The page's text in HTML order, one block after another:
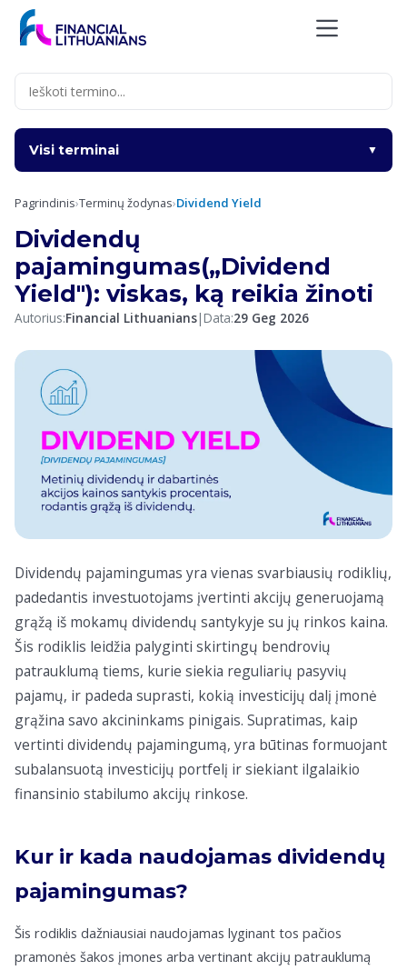
content
Visi terminai ▼
Pagrindinis›Terminų žodynas›Dividend Yield
Dividendų
pajamingumas(„Dividend
Yield"): viskas, ką reikia žinoti
Autorius:Financial Lithuanians| Data:29 Geg 2026
Dividendų pajamingumas yra vienas svarbiausių rodiklių,
padedantis investuotojams įvertinti akcijų generuojamą
grąžą iš mokamų dividendų santykyje su jų rinkos kaina.
Šis rodiklis leidžia palyginti skirtingų bendrovių
patrauklumą tiems, kurie siekia reguliarių pasyvių
pajamų, ir padeda suprasti, kokią investicijų dalį įmonė
grąžina savo akcininkams pinigais. Supratimas, kaip
vertinti dividendų pajamingumą, yra būtinas formuojant
subalansuotą investicijų portfelį ir siekiant ilgalaikio
finansinio stabilumo akcijų rinkose.
Kur ir kada naudojamas dividendų
pajamingumas?
Šis rodiklis dažniausiai naudojamas lyginant tos pačios
pramonės šakos įmones arba vertinant akcijų patrauklumą